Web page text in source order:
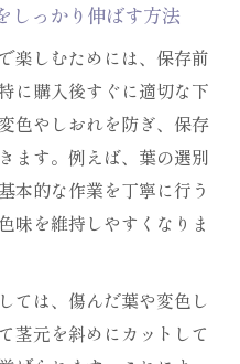
しっかり伸ばす方法
楽しむためには、保存前
に購入後すぐに適切な下
色やしおれを防ぎ、保存
ます。例えば、葉の選別
本的な作業を丁寧に行う
味を維持しやすくなりま
ては、傷んだ葉や変色し
茎元を斜めにカットして